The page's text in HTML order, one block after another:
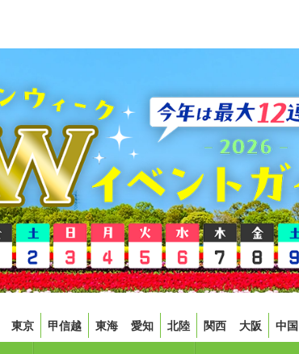
東京 甲信越 東海 愛知 北陸 関西 大阪 中国